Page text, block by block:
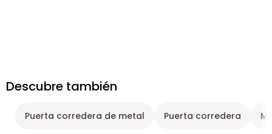
Descubre también
Puerta corredera de metal Puerta corredera